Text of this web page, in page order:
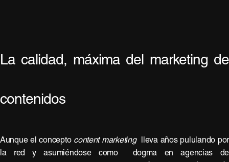
La calidad, máxima del marketing de
contenidos
Aunque el concepto content marketinglleva años pululando por
la red y asumiéndose como dogma en agencias de